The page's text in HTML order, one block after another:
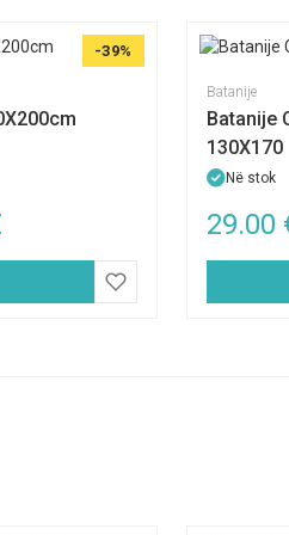
-39%
Batanije
Batanije
130X170
Në stok
29.00